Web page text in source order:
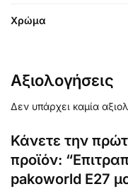
Χρώμα
Αξιολογήσεις
Δεν υπάρχει καμία
Κάνετε την
προϊόν:
pakoworld Ε27